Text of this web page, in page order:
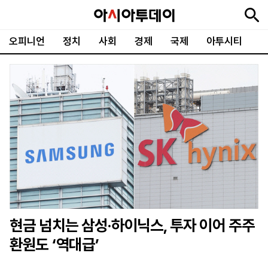
오피니언 정치 사회 경제 국제 아투시티
뉴
스
최
신
속
보
정
치
사
회
경
제
국
제
오
피
니
언
피
플
아
투
시
티
문
화
·
스
포
포
토
ENGLISH
中
文
Tiếng
Việt
지
면
신
문
후
원
제
보
회
사
앱
설
현금 넘치는 삼성·하이닉스, 투자 이어 주주
환원도 ‘역대급’